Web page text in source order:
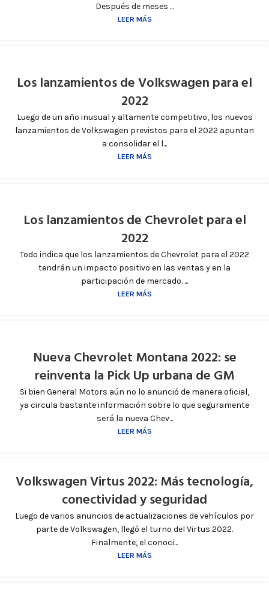
Después de meses ...
LEER MÁS
Los lanzamientos de Volkswagen para el
2022
Luego de un año inusual y altamente competitivo, los nuevos
lanzamientos de Volkswagen previstos para el 2022 apuntan
a consolidar el l...
LEER MÁS
Los lanzamientos de Chevrolet para el
2022
Todo indica que los lanzamientos de Chevrolet para el 2022
tendrán un impacto positivo en las ventas y en la
participación de mercado. ...
LEER MÁS
Nueva Chevrolet Montana 2022: se
reinventa la Pick Up urbana de GM
Si bien General Motors aún no lo anunció de manera oficial,
ya circula bastante información sobre lo que seguramente
será la nueva Chev...
LEER MÁS
Volkswagen Virtus 2022: Más tecnología,
conectividad y seguridad
Luego de varios anuncios de actualizaciones de vehículos por
parte de Volkswagen, llegó el turno del Virtus 2022.
Finalmente, el conoci...
LEER MÁS